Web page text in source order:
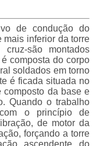
de condução do
mais inferior da torre
são montados
composta do corpo
soldados em torno
é ficada situada no
composto da base e
Quando o trabalho
o princípio de
de motor da
forçando a torre